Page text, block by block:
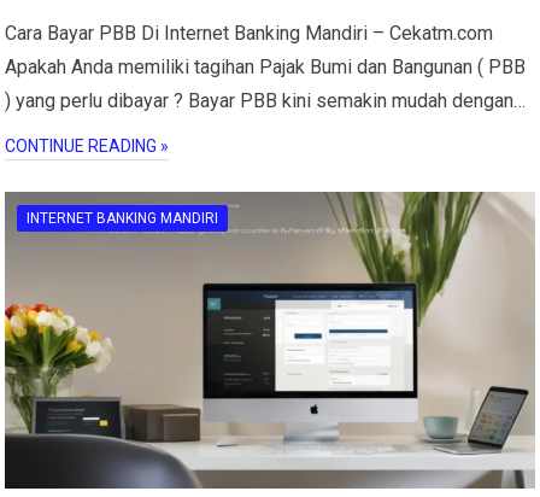
Cara Bayar PBB Di Internet Banking Mandiri – Cekatm.com
Apakah Anda memiliki tagihan Pajak Bumi dan Bangunan ( PBB
) yang perlu dibayar ? Bayar PBB kini semakin mudah dengan…
CONTINUE READING »
INTERNET BANKING MANDIRI